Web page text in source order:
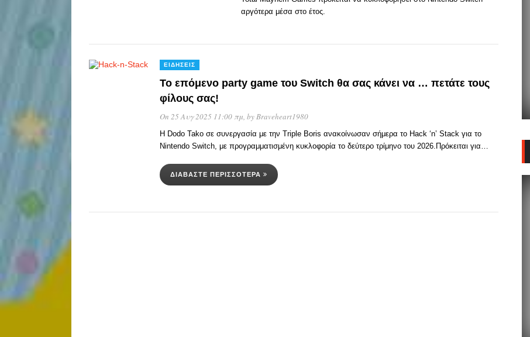
αργότερα μέσα στο έτος.
ΕΙΔΉΣΕΙΣ
Το επόμενο party game του Switch θα σας κάνει να … πετάτε τους
φίλους σας!
On 25 Αυγ 2025 11:00 πμ, byBraveheart1980
Η Dodo Tako σε συνεργασία με την Triple Boris ανακοίνωσαν σήμερα το Hack ‘n’ Stack για το
Nintendo Switch, με προγραμματισμένη κυκλοφορία το δεύτερο τρίμηνο του 2026.Πρόκειται για…
ΔΙΑΒΆΣΤΕ ΠΕΡΙΣΣΌΤΕΡΑ